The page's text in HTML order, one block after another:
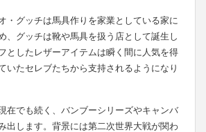
・グッチは馬具作りを家業としている家に
、グッチは靴や馬具を扱う店として誕生し
としたレザーアイテムは瞬く間に人気を得
いたセレブたちから支持されるようになり
在でも続く、バンブーシリーズやキャンバ
出します。背景には第二次世界大戦が関わ